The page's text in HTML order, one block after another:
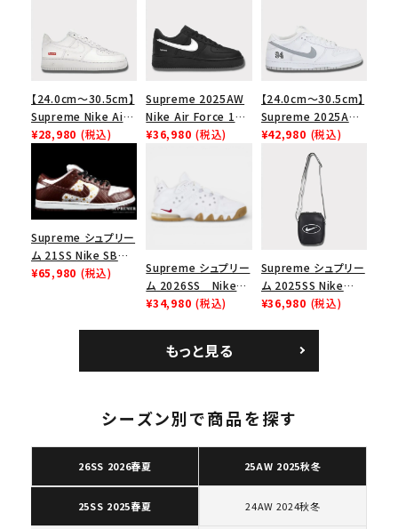
人気ワード 2026SS
Tシャツ・ロングスリーブ
【24.0cm～30.5cm】
Supreme Nike Air
Force 1 Low シュプ
ース１スニーカー シ
ューズ ホワイト
¥28,980 (税込)
Supreme 2025AW
Nike Air Force 1
Low シュプリーム ナ
ラック
¥36,980 (税込)
【24.0cm～30.5cm】
Supreme 2025AW
Nike SB Dunk Low
ナイキ SB ダンク ロ
ー スニーカー ホワイ
¥42,980 (税込)
Supreme シュプリー
ム 21SS Nike SB
Dunk Low ナイキSB
¥65,980 (税込)
Supreme シュプリー
ム 2026SS Nike
SB Air Max 2 CB 94
ロー SP ホワイト
¥34,980 (税込)
Supreme シュプリー
ム 2025SS Nike
Leather Shoulder
¥36,980 (税込)
もっと見る
シーズン別で商品を探す
26SS 2026春夏 25AW 2025秋冬
25SS 2025春夏 24AW 2024秋冬